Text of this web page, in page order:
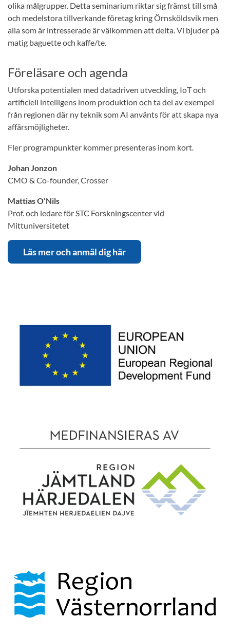
olika målgrupper. Detta seminarium riktar sig främst till små
och medelstora tillverkande företag kring Örnsköldsvik men
alla som är intresserade är välkommen att delta. Vi bjuder på
matig baguette och kaffe/te.
Föreläsare och agenda
Utforska potentialen med datadriven utveckling, IoT och
artificiell intelligens inom produktion och ta del av exempel
från regionen där ny teknik som AI använts för att skapa nya
affärsmöjligheter.
Fler programpunkter kommer presenteras inom kort.
Johan Jonzon
CMO & Co-founder, Crosser
Mattias O’Nils
Prof. och ledare för STC Forskningscenter vid
Mittuniversitetet
Läs mer och anmäl dig här